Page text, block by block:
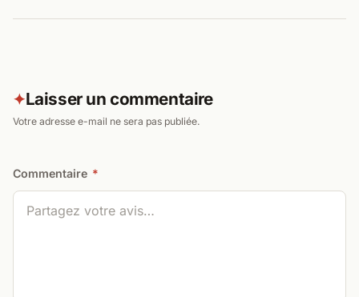
✦Laisser un commentaire
Votre adresse e-mail ne sera pas publiée.
Commentaire *